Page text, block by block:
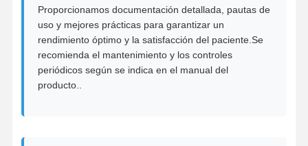
Proporcionamos documentación detallada, pautas de
uso y mejores prácticas para garantizar un
rendimiento óptimo y la satisfacción del paciente.Se
recomienda el mantenimiento y los controles
periódicos según se indica en el manual del
producto..